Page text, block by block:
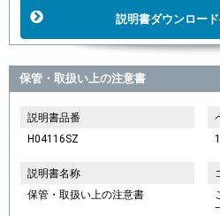
説明書ダウンロー
保管・取扱い上の注意書
説明書品番
H04116SZ
説明書名称
保管・取扱い上の注意書